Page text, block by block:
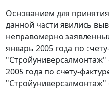
Основанием для
данной части явились
неправомерно
январь 2005 года по
"Стройуниверсалмонтаж"
2005 года по счету-
"Стройуниверсалмонтаж"